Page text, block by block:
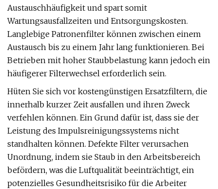
Austauschhäufigkeit und spart somit
Wartungsausfallzeiten und Entsorgungskosten.
Langlebige Patronenfilter können zwischen einem
Austausch bis zu einem Jahr lang funktionieren. Bei
Betrieben mit hoher Staubbelastung kann jedoch ein
häufigerer Filterwechsel erforderlich sein.
Hüten Sie sich vor kostengünstigen Ersatzfiltern, die
innerhalb kurzer Zeit ausfallen und ihren Zweck
verfehlen können. Ein Grund dafür ist, dass sie der
Leistung des Impulsreinigungssystems nicht
standhalten können. Defekte Filter verursachen
Unordnung, indem sie Staub in den Arbeitsbereich
befördern, was die Luftqualität beeinträchtigt, ein
potenzielles Gesundheitsrisiko für die Arbeiter